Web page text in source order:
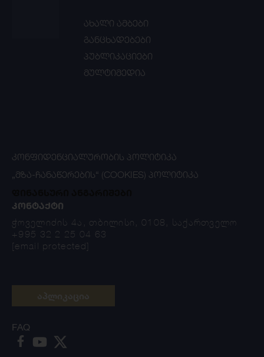
ახალი ამბები
განცხადებები
პუბლიკაციები
მულტიმედია
ᲙᲝᲜᲤᲘᲓᲔᲜᲪᲘᲐᲚᲣᲠᲝᲑᲘᲡ ᲞᲝᲚᲘᲢᲘᲙᲐ
„ᲛᲖᲐ-ᲩᲐᲜᲐᲬᲔᲠᲔᲑᲘᲡ“ (COOKIES) ᲞᲝᲚᲘᲢᲘᲙᲐ
ᲙᲝᲜᲢᲐᲥᲢᲘ
ჭოველიძის 4ა, თბილისი, 0108, საქართველო
+995 32 2 25 04 63
[email protected]
FAQ